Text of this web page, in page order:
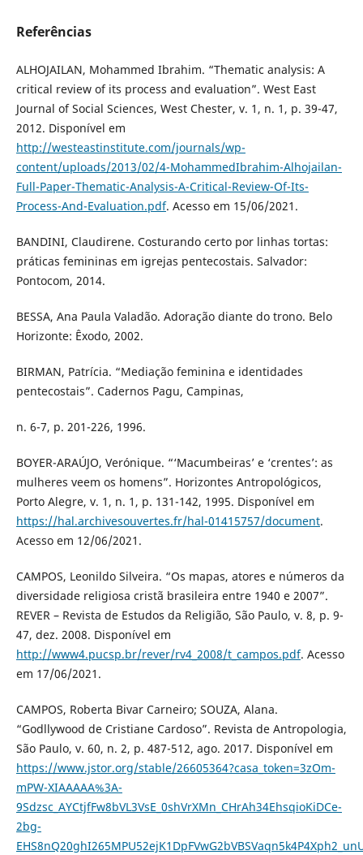
Referências
ALHOJAILAN, Mohammed Ibrahim. “Thematic analysis: A
critical review of its process and evaluation”. West East
Journal of Social Sciences, West Chester, v. 1, n. 1, p. 39-47,
2012. Disponível em
http://westeastinstitute.com/journals/wp-
content/uploads/2013/02/4-MohammedIbrahim-Alhojailan-
Full-Paper-Thematic-Analysis-A-Critical-Review-Of-Its-
Process-And-Evaluation.pdf. Acesso em 15/06/2021.
BANDINI, Claudirene. Costurando certo por linhas tortas:
práticas femininas em igrejas pentecostais. Salvador:
Pontocom, 2014.
BESSA, Ana Paula Valadão. Adoração diante do trono. Belo
Horizonte: Êxodo, 2002.
BIRMAN, Patrícia. “Mediação feminina e identidades
pentecostais”. Cadernos Pagu, Campinas,
n. 6-7, p. 201-226, 1996.
BOYER-ARAÚJO, Verónique. “‘Macumbeiras’ e ‘crentes’: as
mulheres veem os homens”. Horizontes Antropológicos,
Porto Alegre, v. 1, n. 1, p. 131-142, 1995. Disponível em
https://hal.archivesouvertes.fr/hal-01415757/document.
Acesso em 12/06/2021.
CAMPOS, Leonildo Silveira. “Os mapas, atores e números da
diversidade religiosa cristã brasileira entre 1940 e 2007”.
REVER – Revista de Estudos da Religião, São Paulo, v. 8, p. 9-
47, dez. 2008. Disponível em
http://www4.pucsp.br/rever/rv4_2008/t_campos.pdf. Acesso
em 17/06/2021.
CAMPOS, Roberta Bivar Carneiro; SOUZA, Alana.
“Godllywood de Cristiane Cardoso”. Revista de Antropologia,
São Paulo, v. 60, n. 2, p. 487-512, ago. 2017. Disponível em
https://www.jstor.org/stable/26605364?casa_token=3zOm-
mPW-XIAAAAA%3A-
9Sdzsc_AYCtjfFw8bVL3VsE_0shVrXMn_CHrAh34EhsqioKiDCe-
2bg-